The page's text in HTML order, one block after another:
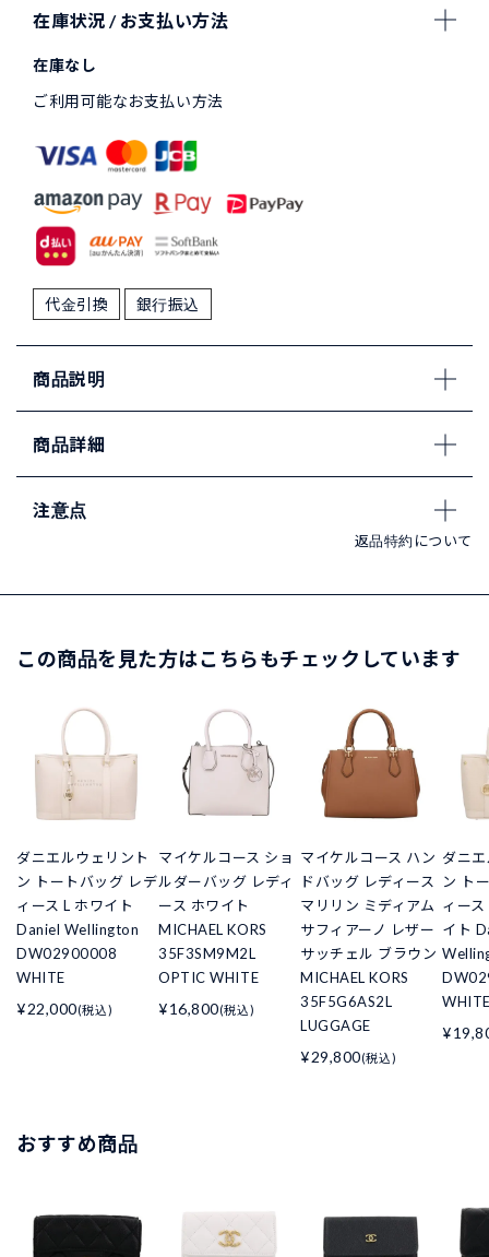
在庫状況 / お支払い方法
在庫なし
ご利用可能なお支払い方法
代金引換 銀行振込
商品説明
商品詳細
注意点
返品特約について
この商品を見た方はこちらもチェックしています
ダニエルウェリント
ン トートバッグ レデ
ィース L ホワイト
Daniel Wellington
DW02900008
WHITE
¥22,000(税込)
マイケルコース ショ
ルダーバッグ レディ
ース ホワイト
MICHAEL KORS
35F3SM9M2L
OPTIC WHITE
¥16,800(税込)
マイケルコース ハン
ドバッグ レディース
マリリン ミディアム
サフィアーノ レザー
サッチェル ブラウン
MICHAEL KORS
35F5G6AS2L
LUGGAGE
¥29,800(税込)
ダニ
ン ト
ィー
イト
おすすめ商品